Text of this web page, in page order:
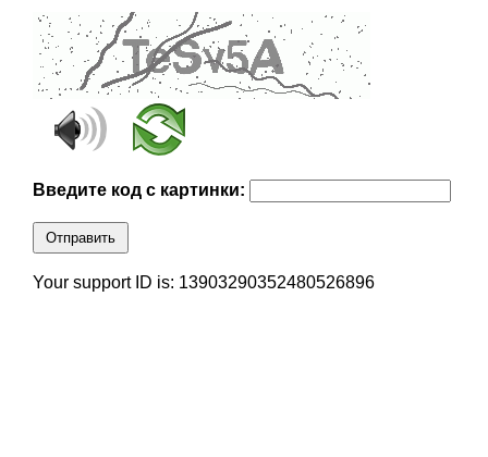
Введите код с картинки:
Отправить
Your support ID is: 13903290352480526896